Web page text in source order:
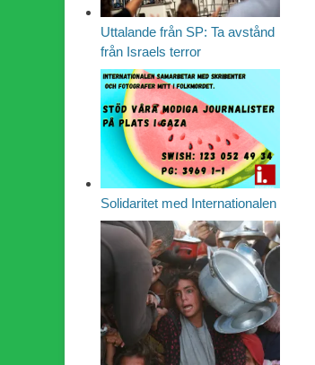
Uttalande från SP: Ta avstånd
från Israels terror
Solidaritet med Internationalen